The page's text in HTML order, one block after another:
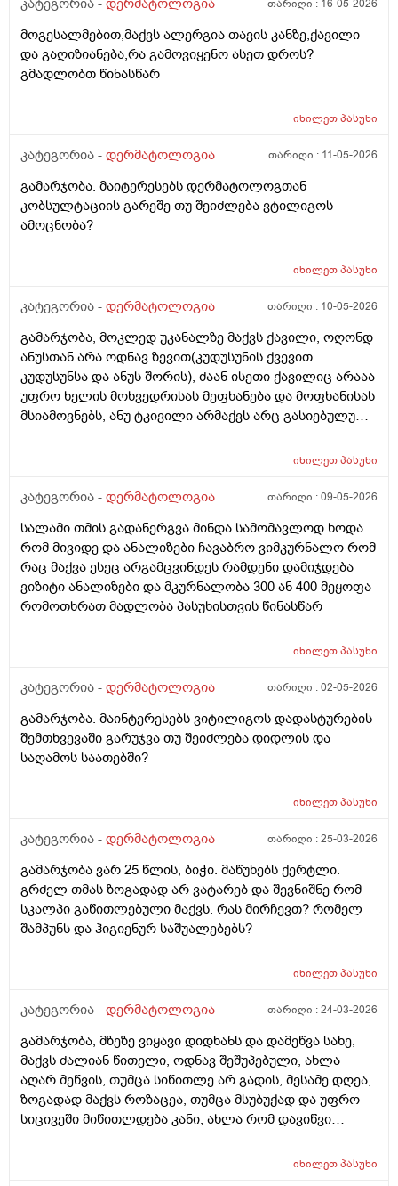
მაინც ბრუნდება დროდადრო
კატეგორია - დერმატოლოგია თარიღი : 16-05-2026
მოგესალმებით,მაქვს ალერგია თავის კანზე,ქავილი
და გაღიზიანება,რა გამოვიყენო ასეთ დროს?
გმადლობთ წინასწარ
იხილეთპასუხი
კატეგორია - დერმატოლოგია თარიღი : 11-05-2026
გამარჯობა. მაიტერესებს დერმატოლოგთან
კობსულტაციის გარეშე თუ შეიძლება ვტილიგოს
ამოცნობა?
იხილეთპასუხი
კატეგორია - დერმატოლოგია თარიღი : 10-05-2026
გამარჯობა, მოკლედ უკანალზე მაქვს ქავილი, ოღონდ
ანუსთან არა ოდნავ ზევით(კუდუსუნის ქვევით
კუდუსუნსა და ანუს შორის), ძაან ისეთი ქავილიც არააა
უფრო ხელის მოხვედრისას მეფხანება და მოფხანისას
მსიამოვნებს, ანუ ტკივილი არმაქვს არც გასიებულუ
ოპერაცია ანუ ბეწვის ჩაბრუნება(ლაზერით) მაგის მერე
წყლით) ანუ არამგონია რომ გამიმეორდეს. ჭიები
გარშემო, ჰემოროიდიც მაქვს ოდნავ, სოკო შეიძლება
იყოს? ან კანის გაღიზიანება?
იხილეთპასუხი
კატეგორია - დერმატოლოგია თარიღი :09-05-2026
სალამი თმის გადანერგვა მინდა სამომავლოდ ხოდა
რომ მივიდე და ანალიზები ჩავაბრო ვიმკურნალო რომ
რაც მაქვა ესეც არგამცვინდეს რამდენი დამიჯდება
ვიზიტი ანალიზები და მკურნალობა 300 ან 400 მეყოფა
რომოთხრათ მადლობა პასუხისთვის წინასწარ
იხილეთპასუხი
კატეგორია - დერმატოლოგია თარიღი :02-05-2026
გამარჯობა. მაინტერესებს ვიტილიგოს დადასტურების
შემთხვევაში გარუჯვა თუ შეიძლება დიდლის და
საღამოს საათებში?
იხილეთპასუხი
კატეგორია - დერმატოლოგია თარიღი :25-03-2026
გამარჯობა ვარ 25 წლის, ბიჭი. მაწუხებს ქერტლი.
გრძელ თმას ზოგადად არ ვატარებ და შევნიშნე რომ
სკალპი გაწითლებული მაქვს. რას მირჩევთ? რომელ
შამპუნს და ჰიგიენურ საშუალებებს?
იხილეთპასუხი
კატეგორია - დერმატოლოგია თარიღი :24-03-2026
გამარჯობა, მზეზე ვიყავი დიდხანს და დამეწვა სახე,
მაქვს ძალიან წითელი, ოდნავ შეშუპებული, ახლა
აღარ მეწვის, თუმცა სიწითლე არ გადის, მესამე დღეა,
ზოგადად მაქვს როზაცეა, თუმცა მსუბუქად და უფრო
სიცივეში მიწითლდება კანი, ახლა რომ დავიწვი
შეიძლება რომ უფრო გამიღიზიანდეს? და ამიხილეთპასუხი